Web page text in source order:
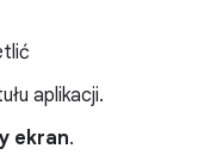
aplikacji.
ekran.